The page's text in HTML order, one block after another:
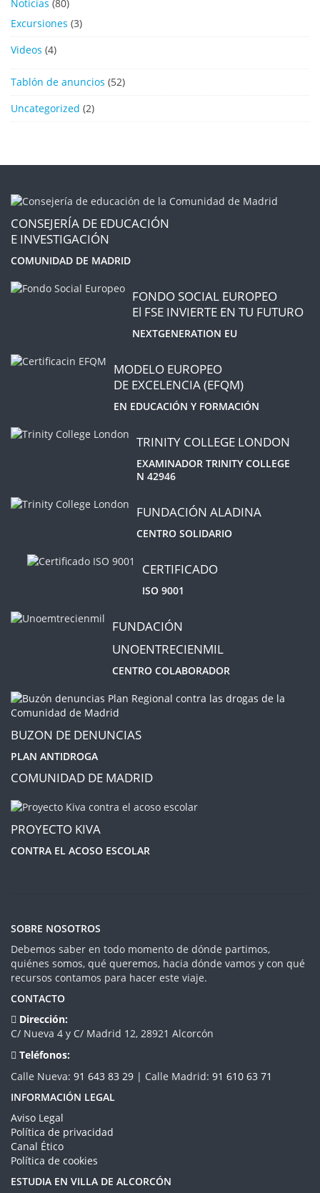
Noticias (80)
Excursiones (3)
Videos (4)
Tablón de anuncios (52)
Uncategorized (2)
CONSEJERÍA DE EDUCACIÓN
E INVESTIGACIÓN
COMUNIDAD DE MADRID
FONDO SOCIAL EUROPEO
El FSE INVIERTE EN TU FUTURO
NEXTGENERATION EU
MODELO EUROPEO
DE EXCELENCIA (EFQM)
EN EDUCACIÓN Y FORMACIÓN
TRINITY COLLEGE LONDON
EXAMINADOR TRINITY COLLEGE
N 42946
FUNDACIÓN ALADINA
CENTRO SOLIDARIO
CERTIFICADO
ISO 9001
FUNDACIÓN
UNOENTRECIENMIL
CENTRO COLABORADOR
BUZON DE DENUNCIAS
PLAN ANTIDROGA
COMUNIDAD DE MADRID
PROYECTO KIVA
CONTRA EL ACOSO ESCOLAR
SOBRE NOSOTROS
Debemos saber en todo momento de dónde partimos,
quiénes somos, qué queremos, hacia dónde vamos y con qué
recursos contamos para hacer este viaje.
CONTACTO
Dirección:
C/ Nueva 4 y C/ Madrid 12, 28921 Alcorcón
Teléfonos:
Calle Nueva: 91 643 83 29 | Calle Madrid: 91 610 63 71
INFORMACIÓN LEGAL
Aviso Legal
Política de privacidad
Canal Ético
Política de cookies
ESTUDIA EN VILLA DE ALCORCÓN